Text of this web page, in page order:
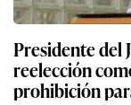
Presidente del
reelección
prohibición